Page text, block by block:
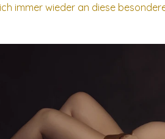
immer wieder an diese